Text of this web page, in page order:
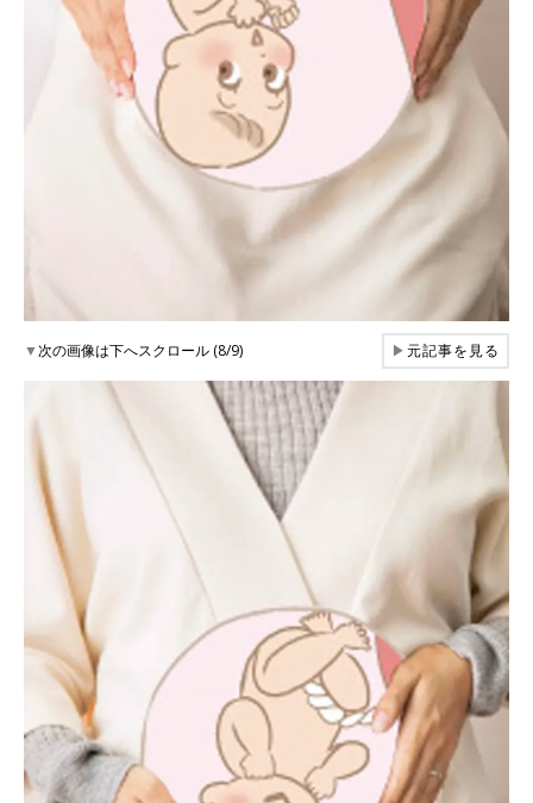
▼次の画像は下へスクロール (8/9) ▶元記事を見る